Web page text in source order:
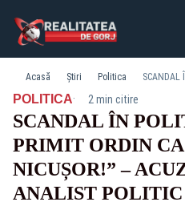
Acasă Știri Politica
POLITICA· 2 min citire
SCANDAL ÎN
PRIMIT ORDIN
NICUȘOR!” –
ANALIST POLITIC